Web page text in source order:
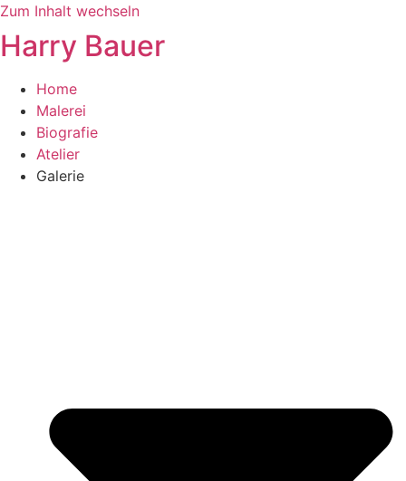
Zum Inhalt wechseln
Harry Bauer
Home
Malerei
Biografie
Atelier
Galerie